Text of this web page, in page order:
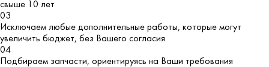
свыше 10 лет
03
Исключаем любые дополнительные работы, которые могут
увеличить бюджет, без Вашего согласия
04
Подбираем запчасти, ориентируясь на Ваши требования